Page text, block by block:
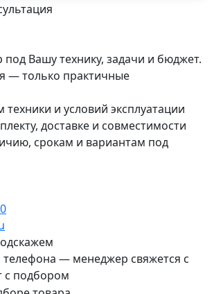
Вашу технику, задачи и бюджет.
— только практичные
и условий эксплуатации
доставке и совместимости
срокам и вариантам под
телефона — менеджер свяжется с
с подбором